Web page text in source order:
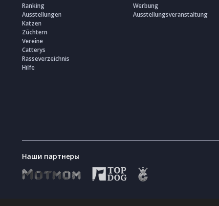
Ranking
Ausstellungen
Katzen
Züchtern
Vereine
Catterys
Rasseverzeichnis
Hilfe
Werbung
Ausstellungsveranstaltung
Наши партнеры